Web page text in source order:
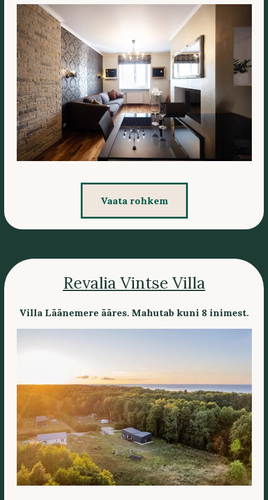
Vaata rohkem
Revalia Vintse Villa
Villa Läänemere ääres. Mahutab kuni 8 inimest.